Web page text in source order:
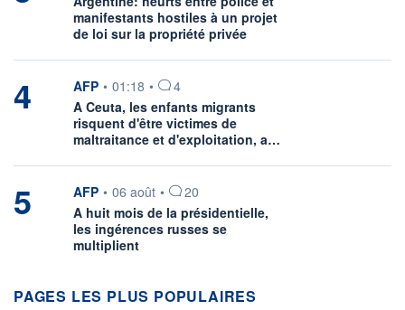
manifestants hostiles à un projet
de loi sur la propriété privée
4 information fournie par
AFP • 01:18 •
4
A Ceuta, les enfants migrants
risquent d'être victimes de
maltraitance et d'exploitation, a…
5 information fournie par
AFP • 06 août •
20
A huit mois de la présidentielle,
les ingérences russes se
multiplient
PAGES LES PLUS POPULAIRES